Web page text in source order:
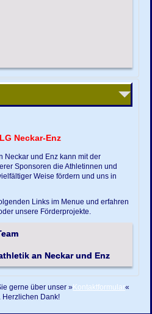
Neckar-Enz
Neckar und Enz kann mit der
Sponsoren die Athletinnen und
Weise fördern und uns in
Links im Menue und erfahren
unsere Förderprojekte.
an Neckar und Enz
gerne über unser »Kontaktformular«
Herzlichen Dank!